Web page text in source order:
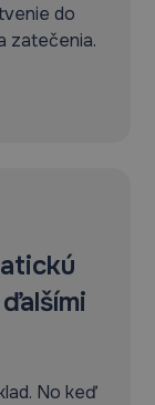
do
zatečenia.
No keď